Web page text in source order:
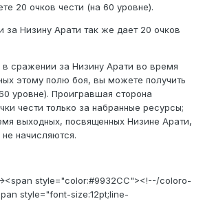
20 очков чести (на 60 уровне).
за Низину Арати так же дает 20 очков
сражении за Низину Арати во время
этому полю боя, вы можете получить
уровне). Проигравшая сторона
чести только за набранные ресурсы;
выходных, посвященных Низине Арати,
начисляются.
style="color:#9932CC"><!--/coloro-
style="font-size:12pt;line-